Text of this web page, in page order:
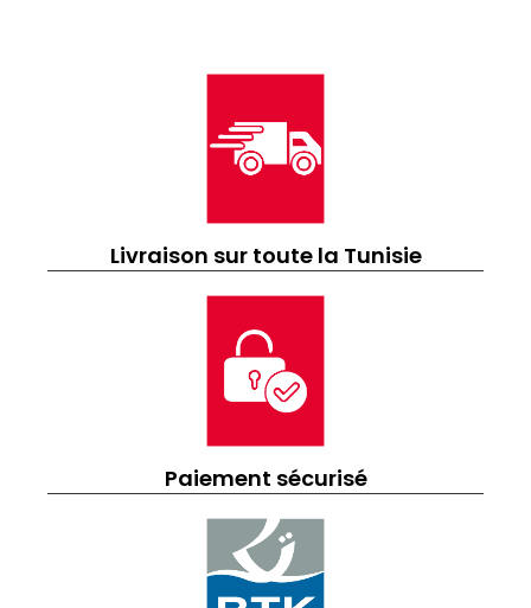
Livraison sur toute la Tunisie
Paiement sécurisé